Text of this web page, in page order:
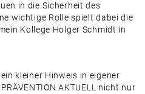
in die Sicherheit des
wichtige Rolle spielt dabei die
Kollege Holger Schmidt in
kleiner Hinweis in eigener
AKTUELL nicht nur